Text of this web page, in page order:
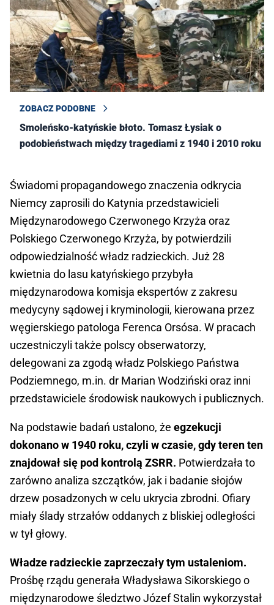
ZOBACZ PODOBNE
Smoleńsko-katyńskie błoto. Tomasz Łysiak o
podobieństwach między tragediami z 1940 i 2010 roku
Świadomi propagandowego znaczenia odkrycia
Niemcy zaprosili do Katynia przedstawicieli
Międzynarodowego Czerwonego Krzyża oraz
Polskiego Czerwonego Krzyża, by potwierdzili
odpowiedzialność władz radzieckich. Już 28
kwietnia do lasu katyńskiego przybyła
międzynarodowa komisja ekspertów z zakresu
medycyny sądowej i kryminologii, kierowana przez
węgierskiego patologa Ferenca Orsósa. W pracach
uczestniczyli także polscy obserwatorzy,
delegowani za zgodą władz Polskiego Państwa
Podziemnego, m.in. dr Marian Wodziński oraz inni
przedstawiciele środowisk naukowych i publicznych.
Na podstawie badań ustalono, że egzekucji
dokonano w 1940 roku, czyli w czasie, gdy teren ten
znajdował się pod kontrolą ZSRR. Potwierdzała to
zarówno analiza szczątków, jak i badanie słojów
drzew posadzonych w celu ukrycia zbrodni. Ofiary
miały ślady strzałów oddanych z bliskiej odległości
w tył głowy.
Władze radzieckie zaprzeczały tym ustaleniom.
Prośbę rządu generała Władysława Sikorskiego o
międzynarodowe śledztwo Józef Stalin wykorzystał